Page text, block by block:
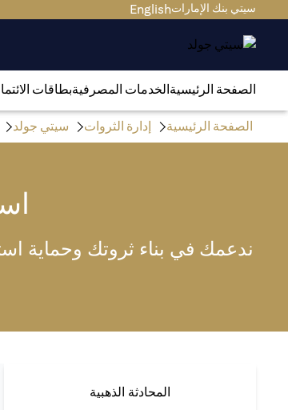
سيتي بنك الإماراتEnglish
الصفحة الرئيسيةالخدمات المصرفيةبطاقات
الصفحة الرئيسية إدارة الثروات سيتي جولد
ندعمك في بناء ثروتك وحماية
المحادثة الذهبية